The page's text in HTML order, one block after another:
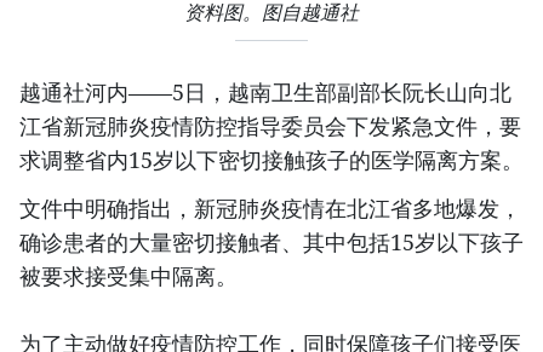
资料图。图自越通社
越通社河内——5日，越南卫生部副部长阮长山向北
江省新冠肺炎疫情防控指导委员会下发紧急文件，要
求调整省内15岁以下密切接触孩子的医学隔离方案。
文件中明确指出，新冠肺炎疫情在北江省多地爆发，
确诊患者的大量密切接触者、其中包括15岁以下孩子
被要求接受集中隔离。
为了主动做好疫情防控工作，同时保障孩子们接受医